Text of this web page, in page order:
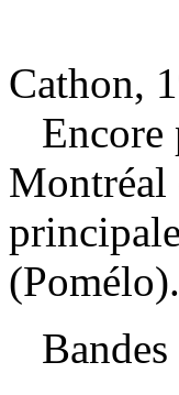
Cathon,
Encore
Montréal
(Pomélo).